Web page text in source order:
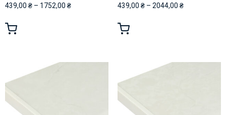
439,00 ₴ – 1752,00 ₴ 439,00 ₴– 2044,00 ₴